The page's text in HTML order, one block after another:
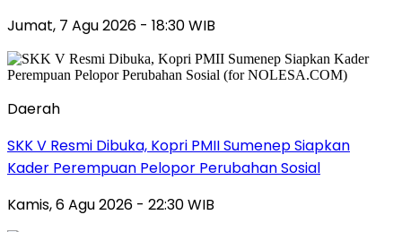
Jumat, 7 Agu 2026 - 18:30 WIB
Daerah
SKK V Resmi Dibuka, Kopri PMII Sumenep Siapkan
Kader Perempuan Pelopor Perubahan Sosial
Kamis, 6 Agu 2026 - 22:30 WIB